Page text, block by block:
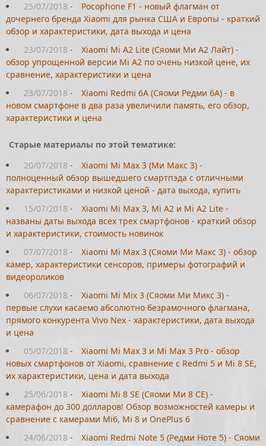
25/07/2018 -
Pocophone F1 - новый флагман от
дочернего бренда Xiaomi для рынка США и Европы - краткий
обзор и характеристики, дата выхода и цена
23/07/2018 -
Xiaomi Mi A2 Lite (Сяоми Ми А2 Лайт) -
обзор упрощенной версии Mi A2 по очень низкой цене, их
сравнение, характеристики и цена
23/07/2018 -
Xiaomi Redmi 6A (Сяоми Редми 6А) - в
новом смартфоне в два раза увеличили память, его обзор,
характеристики и цена
Старые материалы по этой тематике:
20/07/2018 -
Xiaomi Mi Max 3 (Ми Макс 3) -
полноценный обзор вышедшего смартпэда с отличными
характеристиками и низкой ценой - дата выхода, купить
15/07/2018 -
Xiaomi Mi Max 3, Mi A2 и Mi A2 Lite -
названы даты выхода всех трех смартфонов - краткий обзор
и характеристики, стоимость новинок
07/07/2018 -
Xiaomi Mi Max 3 (Сяоми Ми Макс 3) - обзор
камер, характеристики сенсоров, примеры фотографий и
видеороликов
06/07/2018 -
Xiaomi Mi Mix 3 (Сяоми Ми Микс 3) -
первые слухи касаемо абсолютно безрамочного флагмана,
прямого конкурента Vivo Nex - характеристики, дата выхода
и цена
05/07/2018 -
Xiaomi Mi Max 3 и Mi Max 3 Pro - обзор
новых смартфонов от Xiaomi, сравнение с Redmi 5 и Mi 8 SE,
их характеристики, цена и дата выхода
25/06/2018 -
Xiaomi Mi 8 SE (Сяоми Ми 8 СЕ) -
камерафон до 300 долларов! Обзор возможностей камеры и
сравнение с камерами Mi6, Mi 8 и OnePlus 6
24/06/2018 -
Xiaomi Redmi Note 5 (Редми Ноте 5) - Сяоми